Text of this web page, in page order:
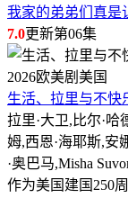
我家的弟弟们真是
7.0更新第06集
2026欧美剧 美国
生活、拉里与不快
拉里·大卫,比尔·哈
姆,西恩·海耶斯,安
·奥巴马,Misha
作为美国建国250